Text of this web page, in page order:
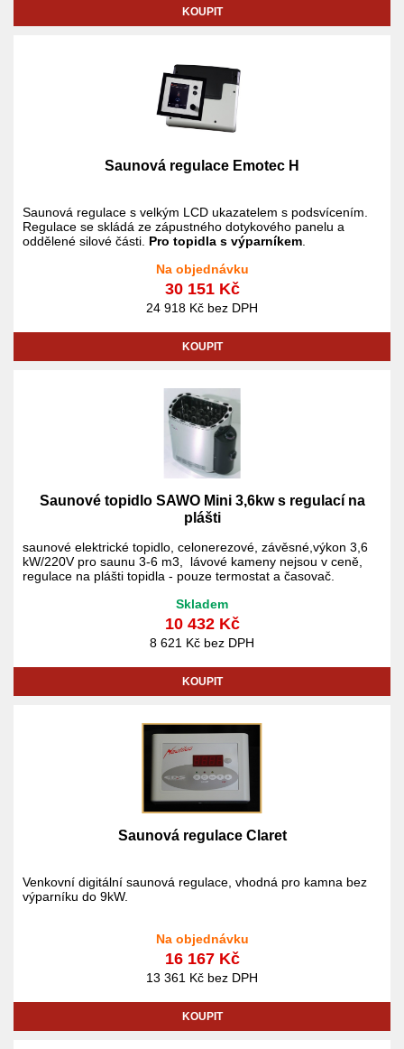
KOUPIT
Saunová regulace Emotec H
Saunová regulace s velkým LCD ukazatelem s podsvícením.
Regulace se skládá ze zápustného dotykového panelu a
oddělené silové části. Pro topidla s výparníkem
Na objednávku
30 151 Kč
24 918 Kč bez DPH
KOUPIT
Saunové topidlo SAWO Mini 3,6kw s regulací na
plášti
saunové elektrické topidlo, celonerezové, závěsné,výkon 3,6
kW/220V pro saunu 3-6 m3, lávové kameny nejsou v ceně,
regulace na plášti topidla - pouze termostat a časovač.
Skladem
10 432 Kč
8 621 Kč bez DPH
KOUPIT
Saunová regulace Claret
Venkovní digitální saunová regulace, vhodná pro kamna bez
výparníku do 9kW.
Na objednávku
16 167 Kč
13 361 Kč bez DPH
KOUPIT